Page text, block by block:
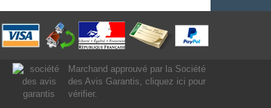
Marchand approuvé par la Société
des Avis Garantis, cliquez ici pour
vérifier.